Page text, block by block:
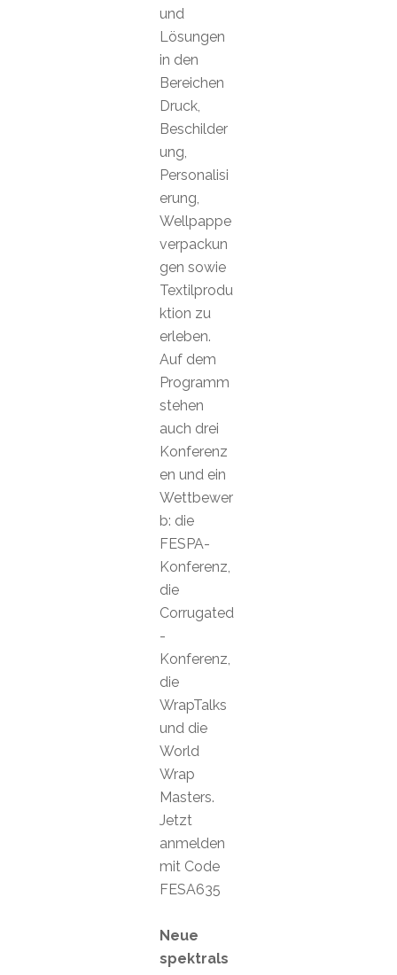
und
Lösungen
in den
Bereichen
Druck,
Beschilder
ung,
Personalisi
erung,
Wellpappe
verpackun
gen sowie
Textilprodu
ktion zu
erleben.
Auf dem
Programm
stehen
auch drei
Konferenz
en und ein
Wettbewer
b: die
FESPA-
Konferenz,
die
Corrugated
-
Konferenz,
die
WrapTalks
und die
World
Wrap
Masters.
Jetzt
anmelden
mit Code
FESA635
Neue
spektrals